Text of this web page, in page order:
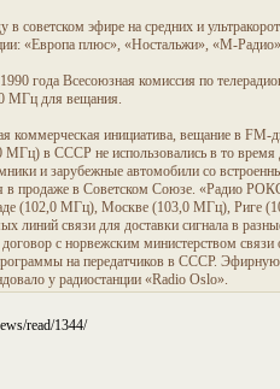
в советском эфире на средних и
«Европа плюс», «Ностальжи», «М-
года Всесоюзная комиссия по
МГц для вещания.
коммерческая инициатива, вещание в FM-
МГц) в СССР не использовались в то время
и зарубежные автомобили со
в продаже в Советском Союзе. «Радио
(102,0 МГц), Москве (103,0 МГц), Риге
линий связи для доставки сигнала в
с норвежским министерством связи
на передатчиков в СССР.
у радиостанции «Radio Oslo».
read/1344/